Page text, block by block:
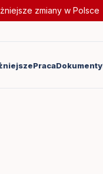
zmiany w Polsce
PracaDokumenty